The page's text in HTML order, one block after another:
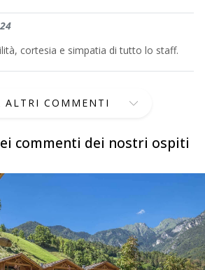
commenti dei nostri ospiti
cortesia e simpatia di tutto lo staff.
ALTRI COMMENTI